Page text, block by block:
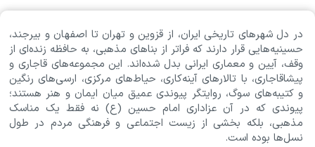
در دل شهرهای تاریخی ایران، از قزوین و تهران تا اصفهان و بیرجند،
حسینیه‌هایی قرار دارند که فراتر از بناهای مذهبی، به حافظه زنده‌ای از
وقف، آیین و معماری ایرانی بدل شده‌اند. این مجموعه‌های قاجاری و
پیشاقاجاری، با تالارهای آینه‌کاری، حیاط‌های مرکزی، ارسی‌های رنگین
و کتیبه‌های سوگ، روایتگر پیوندی عمیق میان ایمان و هنر هستند؛
پیوندی که در آن عزاداری امام حسین (ع) نه فقط یک مناسک
مذهبی، بلکه بخشی از زیست اجتماعی و فرهنگی مردم در طول
نسل‌ها بوده است.